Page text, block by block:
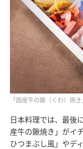
「国産牛の鍬（くわ）焼き」
日本料理では、最後
産牛の鍬焼き」がイ
ひつまぶし風」やデ